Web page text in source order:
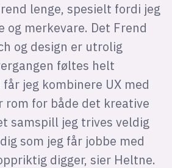
lenge, spesielt fordi jeg
og merkevare. Det Frend
og design er utrolig
føltes helt
jeg kombinere UX med
rom for både det kreative
samspill jeg trives veldig
som jeg får jobbe med
digger, sier Heltne.